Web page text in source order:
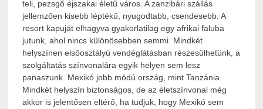
teli, pezsgő éjszakai életű város. A zanzibári szállás
jellemzően kisebb léptékű, nyugodtabb, csendesebb. A
resort kapuját elhagyva gyakorlatilag egy afrikai faluba
jutunk, ahol nincs különösebben semmi. Mindkét
helyszínen elsőosztályú vendéglátásban részesülhetünk, a
szolgáltatás színvonalára egyik helyen sem lesz
panaszunk. Mexikó jobb módú ország, mint Tanzánia.
Mindkét helyszín biztonságos, de az életszínvonal még
akkor is jelentősen eltérő, ha tudjuk, hogy Mexikó sem